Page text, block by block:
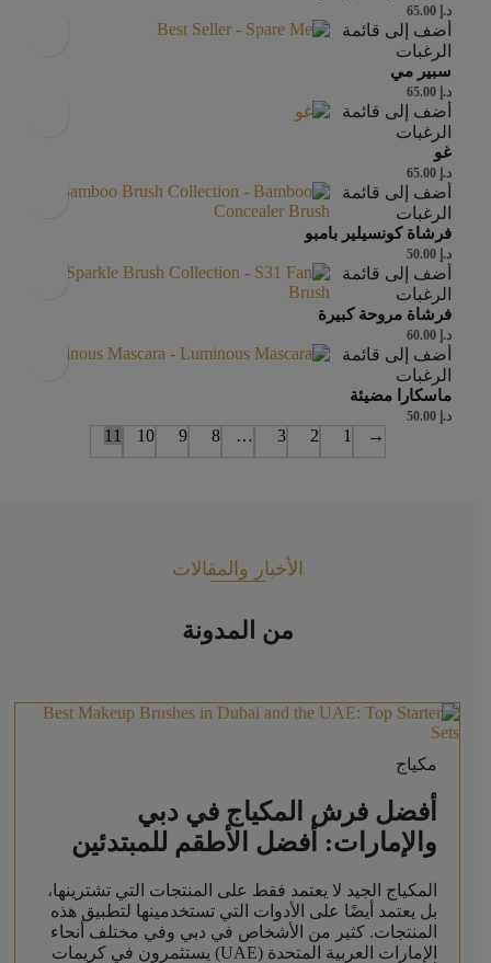
د.إ
أضف إلى قائمة
الرغبات
سبير مي
د.إ
أضف إلى قائمة
الرغبات
غو
د.إ
أضف إلى قائمة
الرغبات
فرشاة كونسيلير بامبو
د.إ
أضف إلى قائمة
الرغبات
فرشاة مروحة كبيرة
د.إ
أضف إلى قائمة
الرغبات
ماسكارا مضيئة
د.إ
→
1
2
3
…
8
9
10
11
الأخبار والمقالات
من المدونة
مكياج
أفضل فرش المكياج في دبي
والإمارات: أفضل الأطقم للمبتدئين
المكياج الجيد لا يعتمد فقط على المنتجات التي تشترينها،
بل يعتمد أيضًا على الأدوات التي تستخدمينها لتطبيق هذه
المنتجات. كثير من الأشخاص في دبي وفي مختلف أنحاء
الإمارات العربية المتحدة (UAE) يستثمرون في كريمات